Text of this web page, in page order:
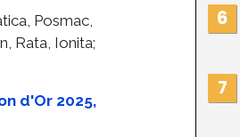
Posmac,
Rata, Ionita;
d'Or 2025,